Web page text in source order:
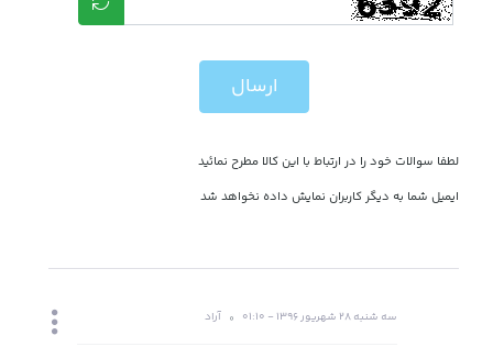
ارسال
لطفا سوالات خود را در ارتباط با این کالا مطرح نمائید
ایمیل شما به دیگر کاربران نمایش داده نخواهد شد
سه شنبه 28 شهریور 1396 - 01:10 آراد